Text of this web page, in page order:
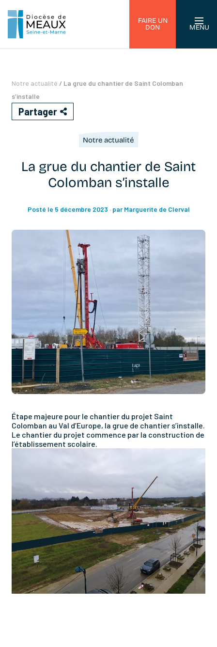
FAIRE UN
DON
MENU
Notre actualité / La grue du chantier de Saint Colomban
s’installe
Partager
Notre actualité
La grue du chantier de Saint
Colomban s’installe
Posté le 5 décembre 2023 · par Marguerite de Clerval
Étape majeure pour le chantier du projet Saint
Colomban au Val d’Europe, la grue de chantier s’installe.
Le chantier du projet commence par la construction de
l’établissement scolaire.